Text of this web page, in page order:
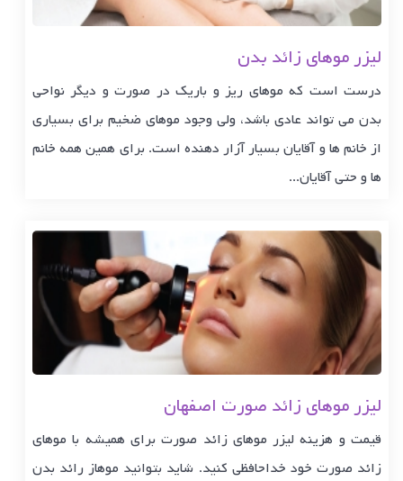
لیزر موهای زائد بدن
درست است که موهای ریز و باریک در صورت و دیگر نواحی
بدن می تواند عادی باشد، ولی وجود موهای ضخیم برای بسیاری
از خانم ها و آقایان بسیار آزار دهنده است. برای همین همه خانم
ها و حتی آقایان...
لیزر موهای زائد صورت اصفهان
قیمت و هزینه لیزر موهای زائد صورت برای همیشه با موهای
زائد صورت خود خداحافظی کنید. شاید بتوانید موهاز رائد بدن